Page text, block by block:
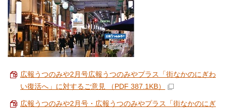
広報うつのみや2月号広報うつのみやプラス「街なかのにぎわ
い復活へ」に対するご意見 （PDF 387.1KB）
広報うつのみや2月号・広報うつのみやプラス「街なかのにぎ